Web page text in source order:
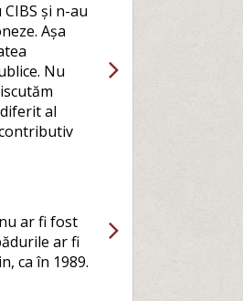
și n-au
Așa
Nu
al
ar fi fost
ar fi
ca în 1989.